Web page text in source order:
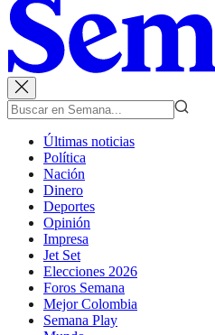
Últimas noticias
Política
Nación
Dinero
Deportes
Opinión
Impresa
Jet Set
Elecciones 2026
Foros Semana
Mejor Colombia
Semana Play